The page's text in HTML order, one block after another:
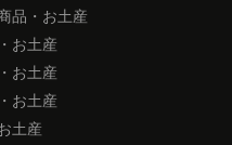
品・お土産
お土産
お土産
お土産
土産